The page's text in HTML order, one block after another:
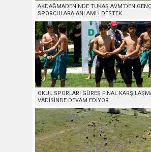
AKDAĞMADENİNDE TUKAŞ AVM’DEN GENÇ
SPORCULARA ANLAMLI DESTEK
OKUL SPORLARI GÜREŞ FİNAL
VADİSİNDE DEVAM EDİYOR